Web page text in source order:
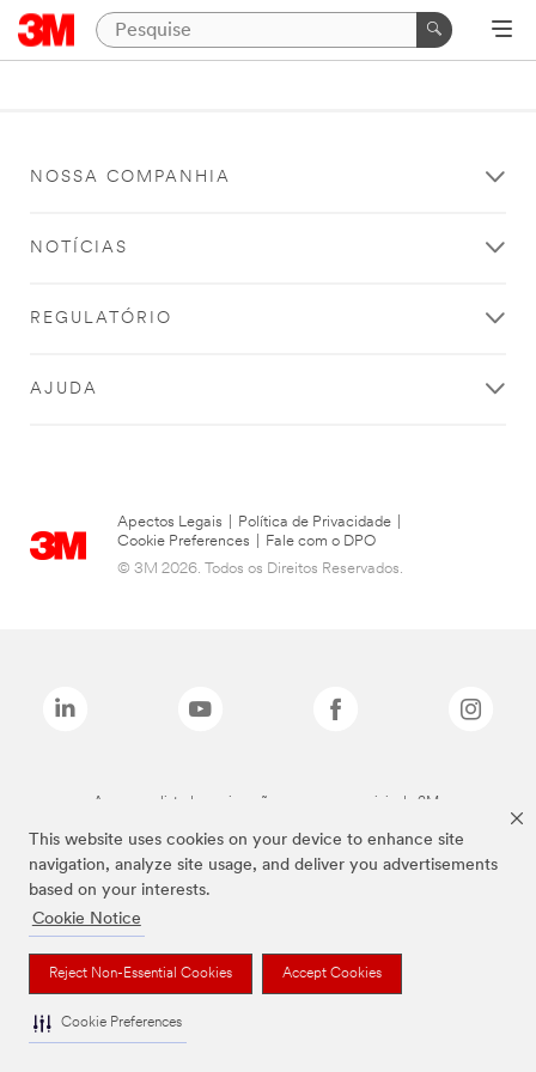
This website uses cookies on your device to enhance site
navigation, analyze site usage, and deliver you advertisements
based on your interests.
Cookie Notice
Reject Non-Essential Cookies Accept Cookies
Cookie Preferences
NOSSA COMPANHIA
NOTÍCIAS
REGULATÓRIO
AJUDA
Apectos Legais Política de Privacidade
Cookie Preferences
Fale com o DPO
© 3M 2026. Todos os Direitos Reservados.
As marcas listadas a cima são marcas comerciais da 3M.